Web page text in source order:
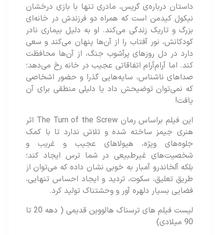
داستان درباره‌ی گریس، مادری تنها با بازی درخشان
نیکول کیدمن است که همراه دو فرزندش در خانه‌ای
بزرگ و تاریک زندگی می‌کند. او به‌ دلیل بیماری نادر
کودکانش، نور آفتاب را از آن‌ها پنهان می‌کند و سعی
دارد در دل روزهای پرآشوب جنگ، از آن‌ها محافظت
کند. اما آرام‌آرام اتفاقاتی عجیب در خانه رخ می‌دهد؛
صداهای ناشناس، سایه‌هایی گذرا و حضور اشخاصی
که نمی‌توان توضیحش داد یا دلیلی منطقی برای آن
یافت!
این فیلم براساس رمان The Turn of the Screw اثر
هنری جیمز ساخته شده و تلاش ندارد تا با کمک
جلوه‌های ویژه، هیولاهای عجیب و غریب و
شخصیت‌های غیرطبیعی در شما ترس ایجاد کند؛
بلکه آلخاندرو آمبار به خوبی نشان داده که می‌توان از
طریق تعلیق، سکوت، تردید و ایجاد احساس تنهایی،
فضایی بسیار دلهره آور و وحشتناک تولید کرد.
لیست فیلم های ترسناک هالووین قدیمی ( دهه 20 تا
90 میلادی)